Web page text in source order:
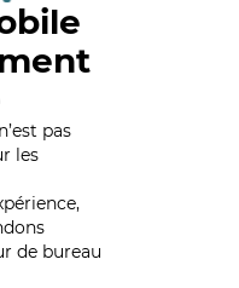
pas
les
de bureau